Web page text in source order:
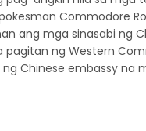
Commodore
ang mga sinasabi ng
ng Western
Chinese embassy na